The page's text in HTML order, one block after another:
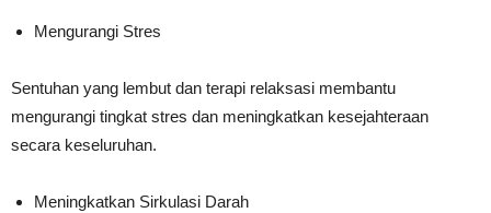
Mengurangi Stres
Sentuhan yang lembut dan terapi relaksasi membantu
mengurangi tingkat stres dan meningkatkan kesejahteraan
secara keseluruhan.
Meningkatkan Sirkulasi Darah